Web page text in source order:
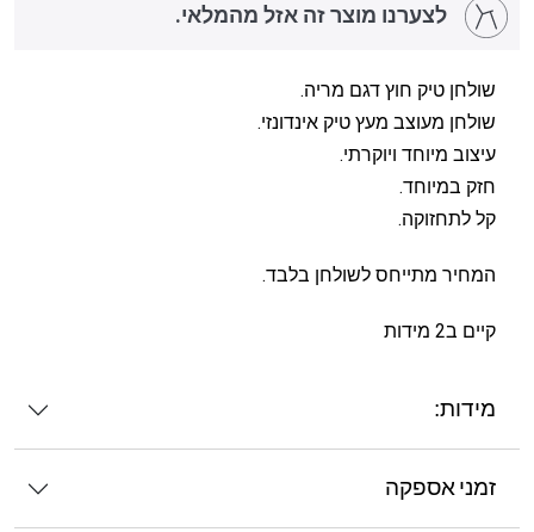
לצערנו מוצר זה אזל מהמלאי.
שולחן טיק חוץ דגם מריה.
שולחן מעוצב מעץ טיק אינדונזי.
עיצוב מיוחד ויוקרתי.
חזק במיוחד.
קל לתחזוקה.
המחיר מתייחס לשולחן בלבד.
קיים ב2 מידות
מידות:
זמני אספקה